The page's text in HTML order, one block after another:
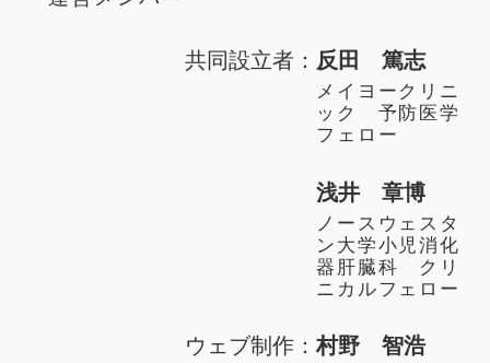
共同設立者： 反田 篤志
メイヨークリニ
ック 予防医学
フェロー
浅井 章博
ノースウェスタ
ン大学小児消化
器肝臓科 クリ
ニカルフェロー
ウェブ制作：村野 智浩